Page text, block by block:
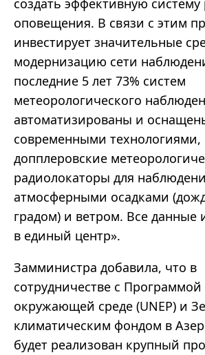
создать эффективную систему
оповещения. В связи с этим
инвестирует значительные
модернизацию сети
последние 5 лет 73% систем
метеорологического
автоматизированы и
современными технологиями,
допплеровские
радиолокаторы для
атмосферными осадками
градом) и ветром. Все данные
в единый центр».
Замминистра добавила, что в
сотрудничестве с
окружающей среде (UNEP) и
климатическим фондом в
будет реализован крупный